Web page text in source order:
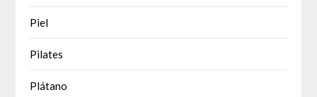
Piel
Pilates
Plátano